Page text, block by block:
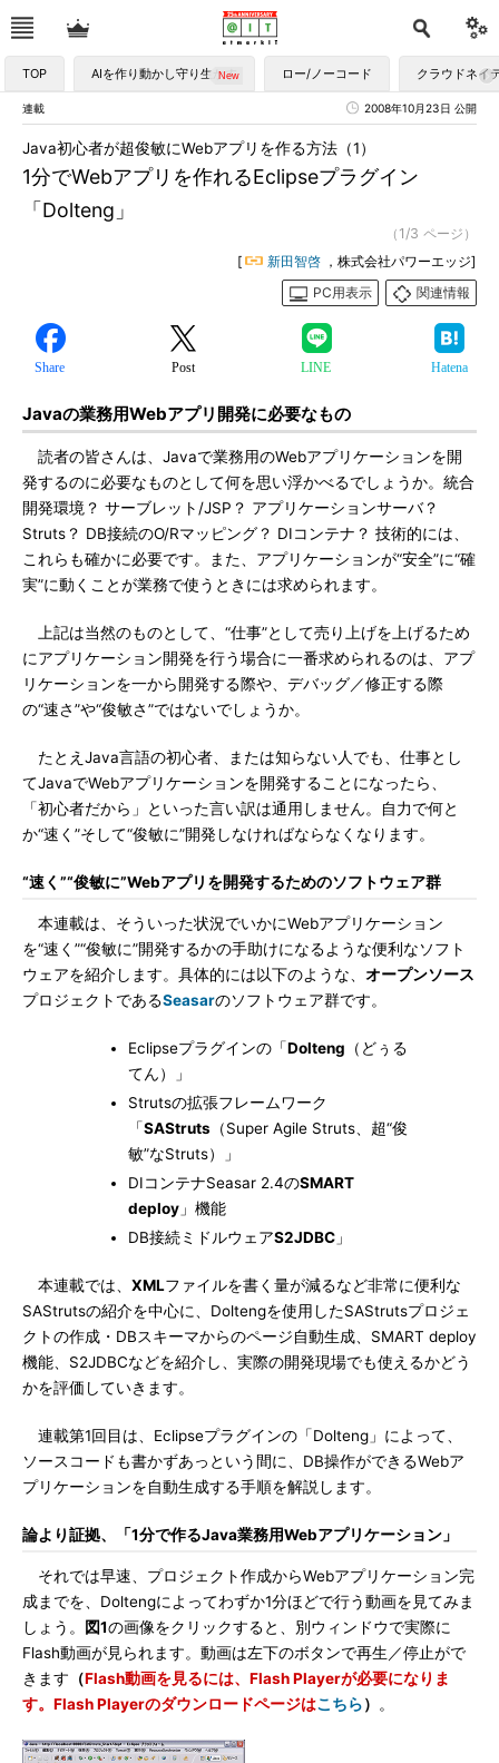
TOP AIを作り動かし守り生かす ロー/ノーコード クラウドネイ
連載 2008年10月23日 公開
1分でWebアプリを作れるEclipseプラグイン
「Dolteng」
Java初心者が超俊敏にWebアプリを作る方法（1）
（1/3 ページ）
[
新田智啓 ，株式会社パワーエッジ]
PC用表示
関連情報
Share Post LINE Hatena
Javaの業務用Webアプリ開発に必要なもの
読者の皆さんは、Javaで業務用のWebアプリケーションを開
発するのに必要なものとして何を思い浮かべるでしょうか。統合
開発環境？ サーブレット/JSP？ アプリケーションサーバ？
Struts？ DB接続のO/Rマッピング？ DIコンテナ？ 技術的には、
これらも確かに必要です。また、アプリケーションが“安全”に“確
実”に動くことが業務で使うときには求められます。
上記は当然のものとして、“仕事”として売り上げを上げるため
にアプリケーション開発を行う場合に一番求められるのは、アプ
リケーションを一から開発する際や、デバッグ／修正する際
の“速さ”や“俊敏さ”ではないでしょうか。
たとえJava言語の初心者、または知らない人でも、仕事とし
てJavaでWebアプリケーションを開発することになったら、
「初心者だから」といった言い訳は通用しません。自力で何と
か“速く”そして“俊敏に”開発しなければならなくなります。
“速く”“俊敏に”Webアプリを開発するためのソフトウェア群
本連載は、そういった状況でいかにWebアプリケーション
を“速く”“俊敏に”開発するかの手助けになるような便利なソフト
ウェアを紹介します。具体的には以下のような、 オープンソース
プロジェクトであるSeasarのソフトウェア群です。
Eclipseプラグインの「Dolteng （どぅる
てん）」
Strutsの拡張フレームワーク
「SAStruts （Super Agile Struts、超“俊
敏”なStruts）」
DIコンテナSeasar 2.4のSMART
deploy」機能
DB接続ミドルウェアS2JDBC」
本連載では、 XMLファイルを書く量が減るなど非常に便利な
SAStrutsの紹介を中心に、Doltengを使用したSAStrutsプロジェ
クトの作成・DBスキーマからのページ自動生成、SMART deploy
機能、S2JDBCなどを紹介し、実際の開発現場でも使えるかどう
かを評価していきます。
連載第1回目は、Eclipseプラグインの「Dolteng」によって、
ソースコードも書かずあっという間に、DB操作ができるWebア
プリケーションを自動生成する手順を解説します。
論より証拠、「1分で作るJava業務用Webアプリケーション」
それでは早速、プロジェクト作成からWebアプリケーション完
成までを、Doltengによってわずか1分ほどで行う動画を見てみま
しょう。
図1の画像をクリックすると、別ウィンドウで実際に
Flash動画が見られます。動画は左下のボタンで再生／停止がで
きます （Flash動画を見るには、Flash Playerが必要になりま
す。Flash Playerのダウンロードページはこちら） 。